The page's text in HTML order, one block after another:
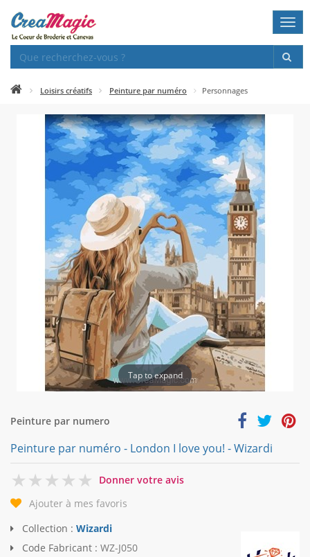
Loisirs créatifs Peinture par numéro Personnages
Tap to expand
Peinture par numero
Peinture par numéro - London I love you! - Wizardi
0
Donner votre avis
Ajouter à mes favoris
Collection : Wizardi
Code Fabricant : WZ-J050